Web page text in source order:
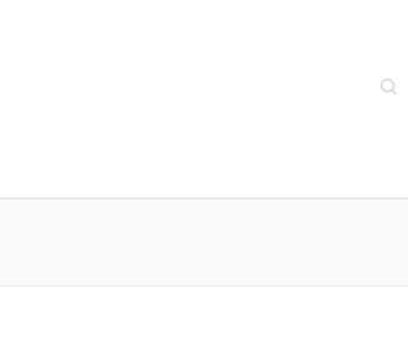
Search